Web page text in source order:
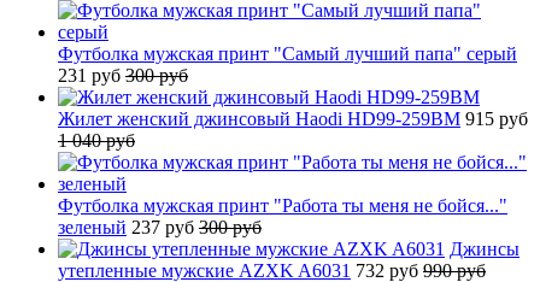
Футболка мужская принт "Самый лучший папа" серый
231 руб 300 руб
Жилет женский джинсовый Haodi HD99-259BM 915 руб
1 040 руб
Футболка мужская принт "Работа ты меня не бойся..."
зеленый 237 руб 300 руб
Джинсы
утепленные мужские AZXK A6031 732 руб 990 руб